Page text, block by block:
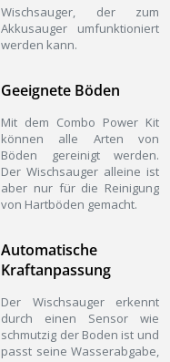
Wischsauger, der zum
Akkusauger umfunktioniert
werden kann.
Geeignete Böden
Mit dem Combo Power Kit
können alle Arten von
Böden gereinigt werden.
Der Wischsauger alleine ist
aber nur für die Reinigung
von Hartböden gemacht.
Automatische
Kraftanpassung
Der Wischsauger erkennt
durch einen Sensor wie
schmutzig der Boden ist und
passt seine Wasserabgabe,